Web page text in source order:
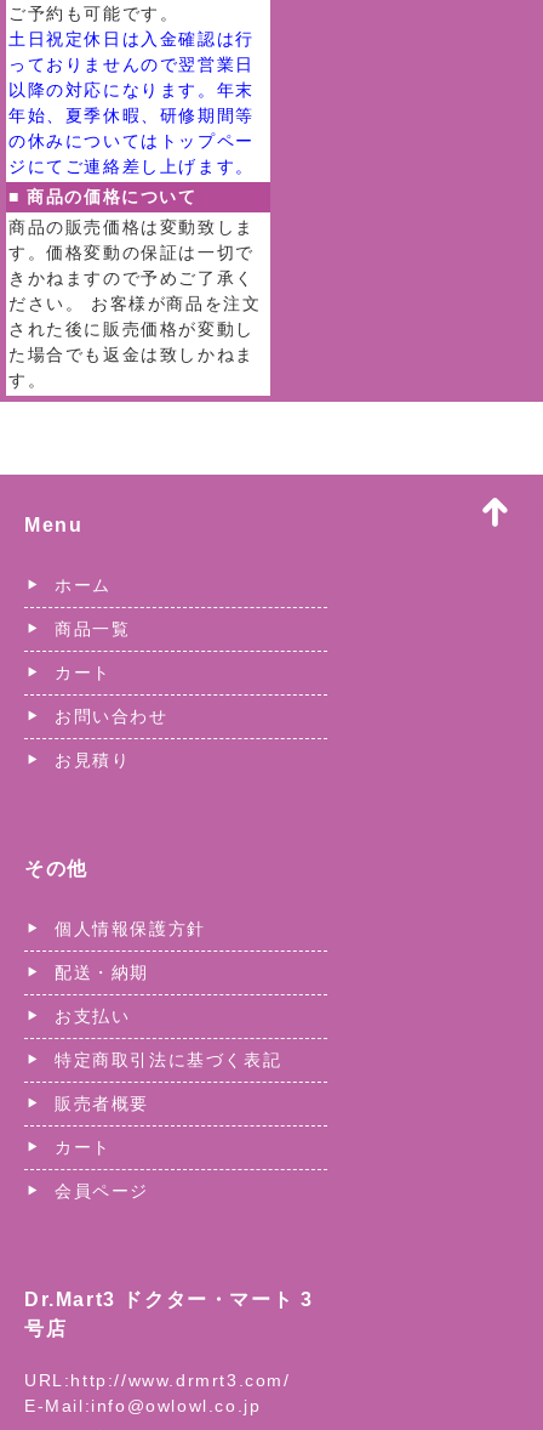
ご予約も可能です。
土日祝定休日は入金確認は行
っておりませんので翌営業日
以降の対応になります。年末
年始、夏季休暇、研修期間等
の休みについてはトップペー
ジにてご連絡差し上げます。
■ 商品の価格について
商品の販売価格は変動致しま
す。価格変動の保証は一切で
きかねますので予めご了承く
ださい。 お客様が商品を注文
された後に販売価格が変動し
た場合でも返金は致しかねま
す。
Menu
ホーム
商品一覧
カート
お問い合わせ
お見積り
その他
個人情報保護方針
配送・納期
お支払い
特定商取引法に基づく表記
販売者概要
カート
会員ページ
Dr.Mart3 ドクター・マート 3
号店
URL:http://www.drmrt3.com/
E-Mail:info@owlowl.co.jp